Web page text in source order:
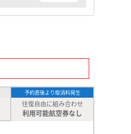
予約直後より取消料発生
往復自由に組み合わせ
利用可能航空券なし